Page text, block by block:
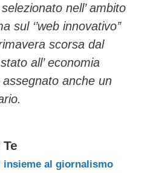
nell’ ambito
sul ‘’web innovativo’’
scorsa dal
all’ economia
anche un
insieme al giornalismo